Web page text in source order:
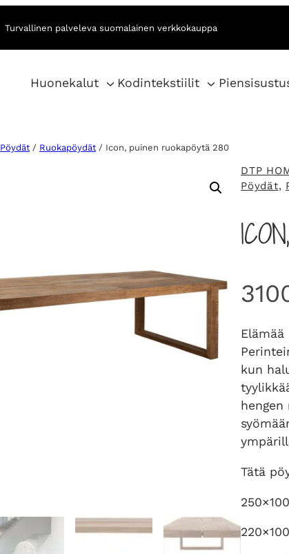
Turvallinen palveleva suomalainen verkkokauppa
Huonekalut Kodintekstiilit
Pöydät / Ruokapöydät / Icon, puinen ruokapöytä 280
DTP
Pöydät,
kun
Tätä
250×100
220×100